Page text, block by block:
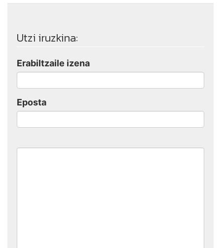
Utzi iruzkina:
Erabiltzaile izena
Eposta